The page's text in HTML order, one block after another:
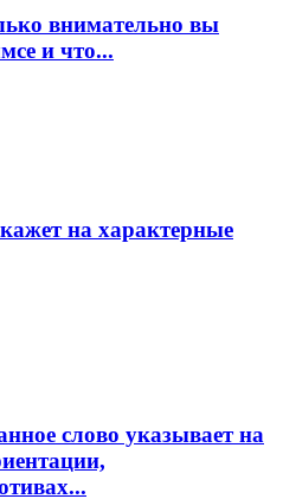
внимательно вы
и что...
на характерные
слово указывает на